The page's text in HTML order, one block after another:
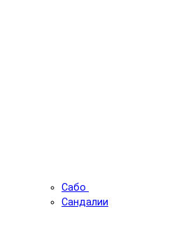
Сабо
Сандалии